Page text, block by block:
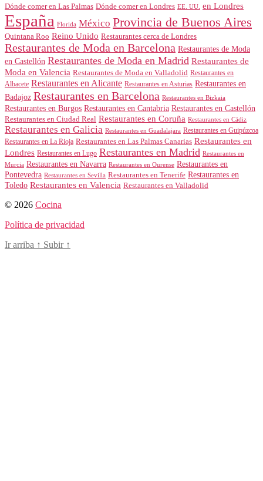
Dónde comer en Las Palmas Dónde comer en Londres EE. UU. en Londres
España Florida México Provincia de Buenos Aires
Quintana Roo Reino Unido Restaurantes cerca de Londres
Restaurantes de Moda en Barcelona Restaurantes de Moda
en Castellón Restaurantes de Moda en Madrid Restaurantes de
Moda en Valencia Restaurantes de Moda en Valladolid Restaurantes en
Albacete Restaurantes en Alicante Restaurantes en Asturias Restaurantes en
Badajoz Restaurantes en Barcelona Restaurantes en Bizkaia
Restaurantes en Burgos Restaurantes en Cantabria Restaurantes en Castellón
Restaurantes en Ciudad Real Restaurantes en Coruña Restaurantes en Cádiz
Restaurantes en Galicia Restaurantes en Guadalajara Restaurantes en Guipúzcoa
Restaurantes en La Rioja Restaurantes en Las Palmas Canarias Restaurantes en
Londres Restaurantes en Lugo Restaurantes en Madrid Restaurantes en
Murcia Restaurantes en Navarra Restaurantes en Ourense Restaurantes en
Pontevedra Restaurantes en Sevilla Restaurantes en Tenerife Restaurantes en
Toledo Restaurantes en Valencia Restaurantes en Valladolid
© 2026 Cocina
Política de privacidad
Ir arriba ↑ Subir ↑